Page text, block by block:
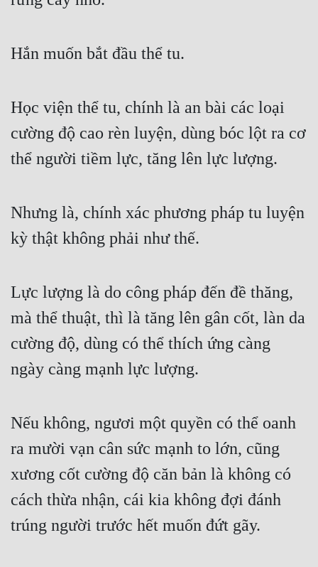
Nữ Phụ
Quân Sự
Sắc
Sủng
Tiên Hiệp
Tiểu Thuyết
Trinh Thám
Triều Đấu
Tu Tiên
Tội Phạm
Hắn muốn bắt đầu thể tu.
Học viện thể tu, chính là an bài các loại
cường độ cao rèn luyện, dùng bóc lột ra cơ
thể người tiềm lực, tăng lên lực lượng.
Nhưng là, chính xác phương pháp tu luyện
kỳ thật không phải như thế.
Lực lượng là do công pháp đến đề thăng,
mà thể thuật, thì là tăng lên gân cốt, làn da
cường độ, dùng có thể thích ứng càng
ngày càng mạnh lực lượng.
Nếu không, ngươi một quyền có thể oanh
ra mười vạn cân sức mạnh to lớn, cũng
xương cốt cường độ căn bản là không có
cách thừa nhận, cái kia không đợi đánh
trúng người trước hết muốn đứt gãy.